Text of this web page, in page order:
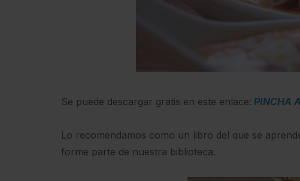
Se puede descargar gratis en este enlace: PINCHA
Lo recomendamos como un libro del que se
forme parte de nuestra biblioteca.